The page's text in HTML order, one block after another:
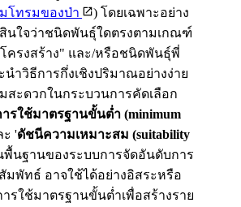
โทรมของป่า
) โดยเฉพาะอย่าง
นใจว่าชนิดพันธุ์ใดตรงตามเกณฑ์
ครงสร้าง" และ/หรือชนิดพันธุ์พี่
นำวิธีการกึ่งเชิงปริมาณอย่างง่าย
สะดวกในกระบวนการคัดเลือก
ารใช้มาตรฐานขั้นต่ำ (minimum
ะ 'ดัชนีความเหมาะสม (suitability
พื้นฐานของระบบการจัดอันดับการ
พัทธ์ อาจใช้ได้อย่างอิสระหรือ
รใช้มาตรฐานขั้นต่ำเพื่อสร้างราย